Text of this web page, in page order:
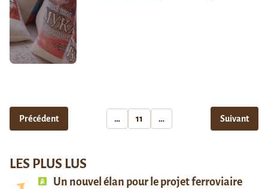
Précédent … 11 … Suivant
LES PLUS LUS
Un nouvel élan pour le projet ferroviaire